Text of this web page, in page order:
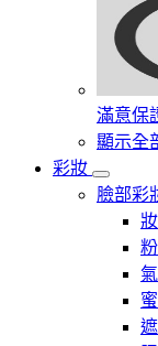
滿意保
顯示全
彩妝
臉部彩